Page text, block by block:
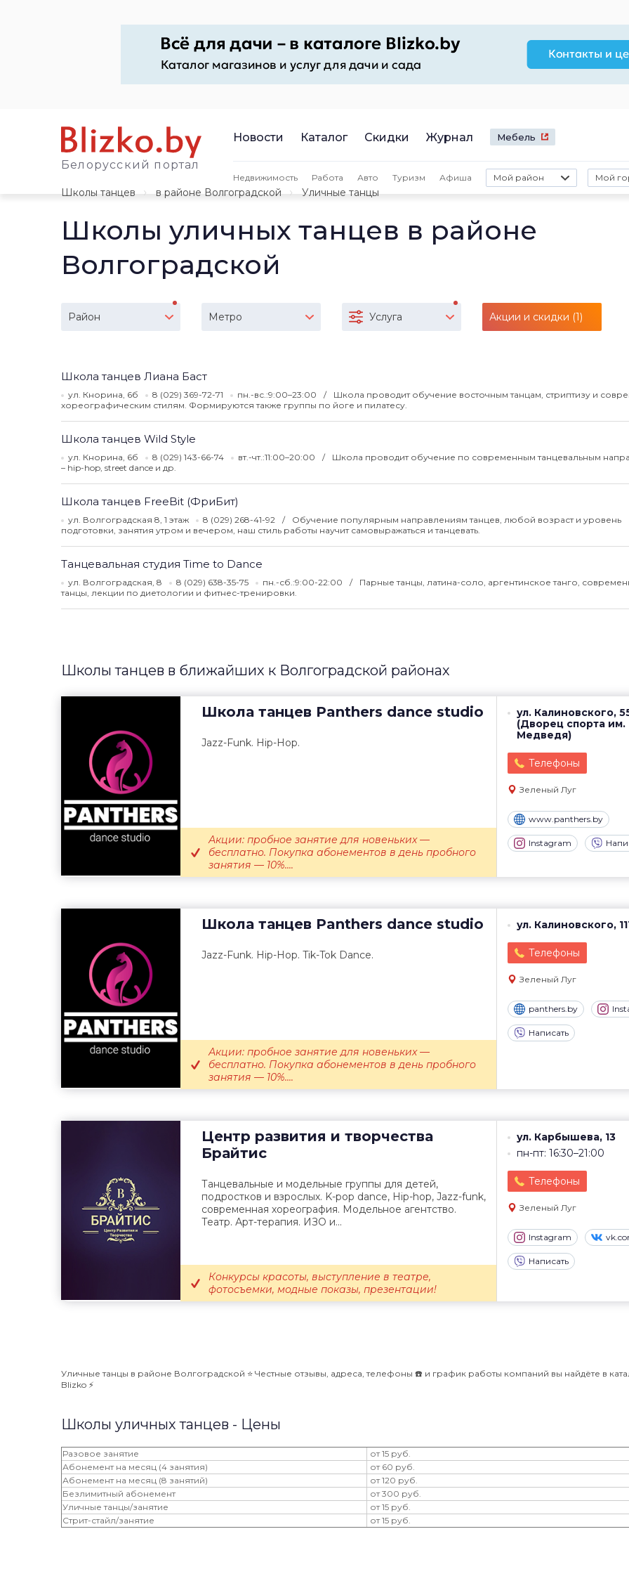
Белорусский портал
Новости Каталог Скидки Журнал Мебель
Недвижимость Работа Авто Туризм Афиша Мой район Мой
Школы танцев
в районе Волгоградской Уличные танцы
Школы уличных танцев в районе
Волгоградской
Район Метро Услуга Акции и скидки (1)
Школа танцев Лиана Баст
ул. Кнорина, 6б 8 (029) 369-72-71 пн.-вс.:9:00–23:00
Школа проводит обучение восточным танцам, стриптизу и
хореографическим стилям. Формируются также группы по йоге и пилатесу.
Школа танцев Wild Style
ул. Кнорина, 6б 8 (029) 143-66-74 вт.-чт.:11:00–20:00
Школа проводит обучение по современным танцевальным
– hip-hop, street dance и др.
Школа танцев FreeBit (ФриБит)
ул. Волгоградская 8, 1 этаж 8 (029) 268-41-92
Обучение популярным направлениям танцев, любой возраст и уровень
подготовки, занятия утром и вечером, наш стиль работы научит самовыражаться и танцевать.
Танцевальная студия Time to Dance
ул. Волгоградская, 8 8 (029) 638-35-75 пн.-сб.:9:00-22:00
Парные танцы, латина-соло, аргентинское танго,
танцы, лекции по диетологии и фитнес-тренировки.
Школы танцев в ближайших к Волгоградской районах
Школа танцев Panthers dance studio
ул. Калиновского,
(Дворец спорта им.
Медведя)
Телефоны
Зеленый Луг
www.panthers.by
Instagram
Jazz-Funk. Hip-Hop.
Акции: пробное занятие для новеньких —
бесплатно. Покупка абонементов в день пробного
занятия — 10%....
Школа танцев Panthers dance studio ул. Калиновского,
Телефоны
Зеленый Луг
panthers.by
Написать
Jazz-Funk. Hip-Hop. Tik-Tok Dance.
Акции: пробное занятие для новеньких —
бесплатно. Покупка абонементов в день пробного
занятия — 10%....
Центр развития и творчества
Брайтис
ул. Карбышева, 13
пн-пт: 16:30–21:00
Телефоны
Зеленый Луг
Instagram
Написать
Танцевальные и модельные группы для детей,
подростков и взрослых. K-pop dance, Hip-hop, Jazz-funk,
современная хореография. Модельное агентство.
Театр. Арт-терапия. ИЗО и...
Конкурсы красоты, выступление в театре,
фотосъемки, модные показы, презентации!
Уличные танцы в районе Волгоградской ⭐️ Честные отзывы, адреса, телефоны ☎️ и график работы компаний вы найдёте в
Blizko ⚡️
Школы уличных танцев - Цены
Разовое занятие
от 15 руб.
Абонемент на месяц (4 занятия)
от 60 руб.
Абонемент на месяц (8 занятий)
от 120 руб.
Безлимитный абонемент
от 300 руб.
Уличные танцы/занятие
от 15 руб.
Стрит-стайл/занятие
от 15 руб.